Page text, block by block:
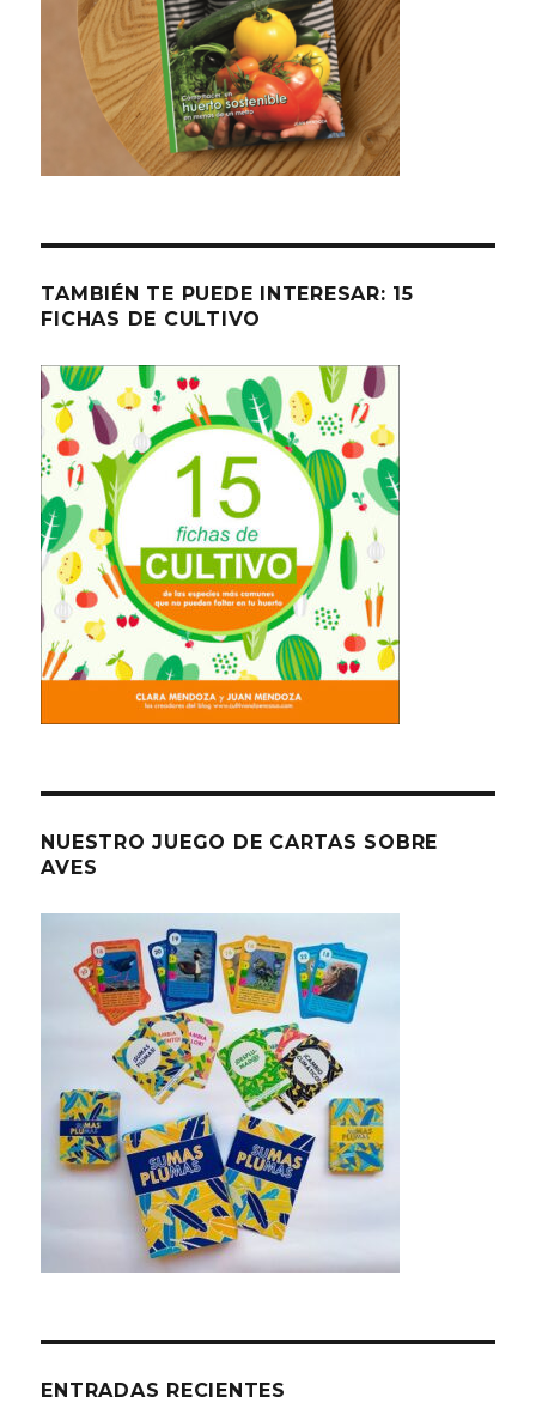
TAMBIÉN TE PUEDE INTERESAR: 15
FICHAS DE CULTIVO
NUESTRO JUEGO DE CARTAS SOBRE
AVES
ENTRADAS RECIENTES